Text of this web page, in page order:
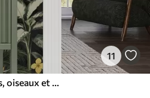
11
Jungle tropicale avec singes, oiseaux et feuillage dense